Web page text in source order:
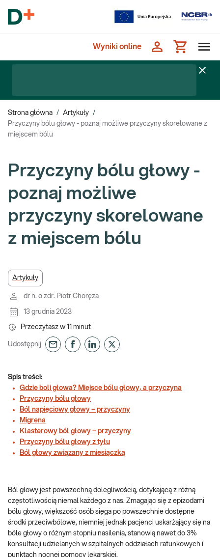
Wyniki online
Strona główna / Artykuły /
Przyczyny bólu głowy - poznaj możliwe przyczyny skorelowane z
miejscem bólu
Przyczyny bólu głowy -
poznaj możliwe
przyczyny skorelowane
z miejscem bólu
Artykuły
dr n. o zdr. Piotr Choręza
13 grudnia 2023
Przeczytasz w 11 minut
Udostępnij
Spis treści:
Gdzie boli głowa? Miejsce bólu głowy, a przyczyna
Przyczyny bólu głowy
Ból napięciowy głowy – przyczyny
Migrena
Klasterowy ból głowy – przyczyny
Przyczyny bólu głowy z tyłu
Ból głowy związany z miesiączką
Ból głowy jest powszechną dolegliwością, dotykającą z różną
częstotliwością niemal każdego z nas. Zmagając się z epizodami
bólu głowy, większość osób sięga po powszechnie dostępne
środki przeciwbólowe, niemniej jednak pacjenci uskarżający się na
bóle głowy o różnym stopniu nasilenia, stanowią nawet do 3%
konsultacji udzielanych w szpitalnych oddziałach ratunkowych i
punktach nocnej pomocy lekarskiej.